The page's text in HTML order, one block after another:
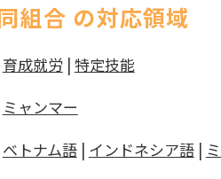
組合 の対応領域
育成就労| 特定技能
ミャンマー
ベトナム語| インドネシア語|